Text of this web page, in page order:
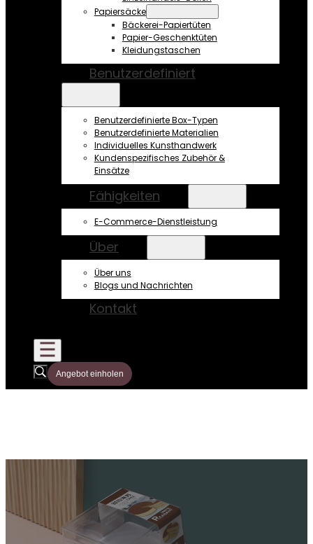
Papiersäcke
Bäckerei-Papiertüten
Papier-Geschenktüten
Kleidungstaschen
Benutzerdefiniert
Benutzerdefinierte Box-Typen
Benutzerdefinierte Materialien
Individuelles Kunsthandwerk
Kundenspezifisches Zubehör &
Einsätze
Fähigkeiten
E-Commerce-Dienstleistung
Über
Über uns
Blogs und Nachrichten
Kontakt
Angebot einholen